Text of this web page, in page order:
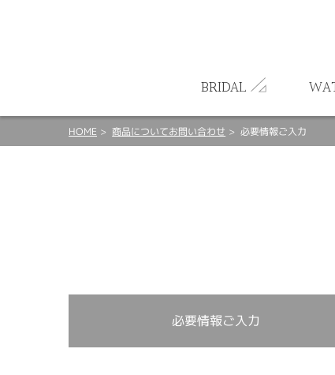
BRIDAL
HOME 商品についてお問い合わせ 必要情報ご入力
必要情報ご入力